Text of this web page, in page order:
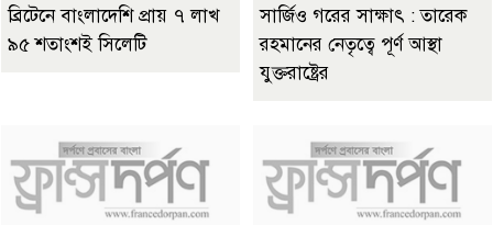
ব্রিটেনে বাংলাদেশি প্রায় ৭ লাখ
৯৫ শতাংশই সিলেটি
সার্জিও গরের সাক্ষাৎ : তারেক
রহমানের নেতৃত্বে পূর্ণ আস্থা
যুক্তরাষ্ট্রের